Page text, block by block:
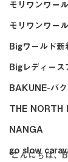
モリワンワー
モリワンワー
Bigワールド新
Bigレディース
BAKUNE-バ
THE NORTH
NANGA
go slow
こんにちは、